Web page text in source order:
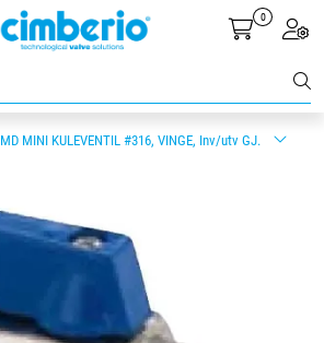
0
MD MINI KULEVENTIL #316, VINGE, Inv/utv GJ.